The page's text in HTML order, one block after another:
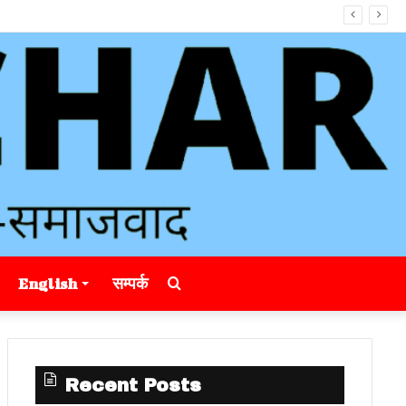
English सम्पर्क Search
for
Recent Posts